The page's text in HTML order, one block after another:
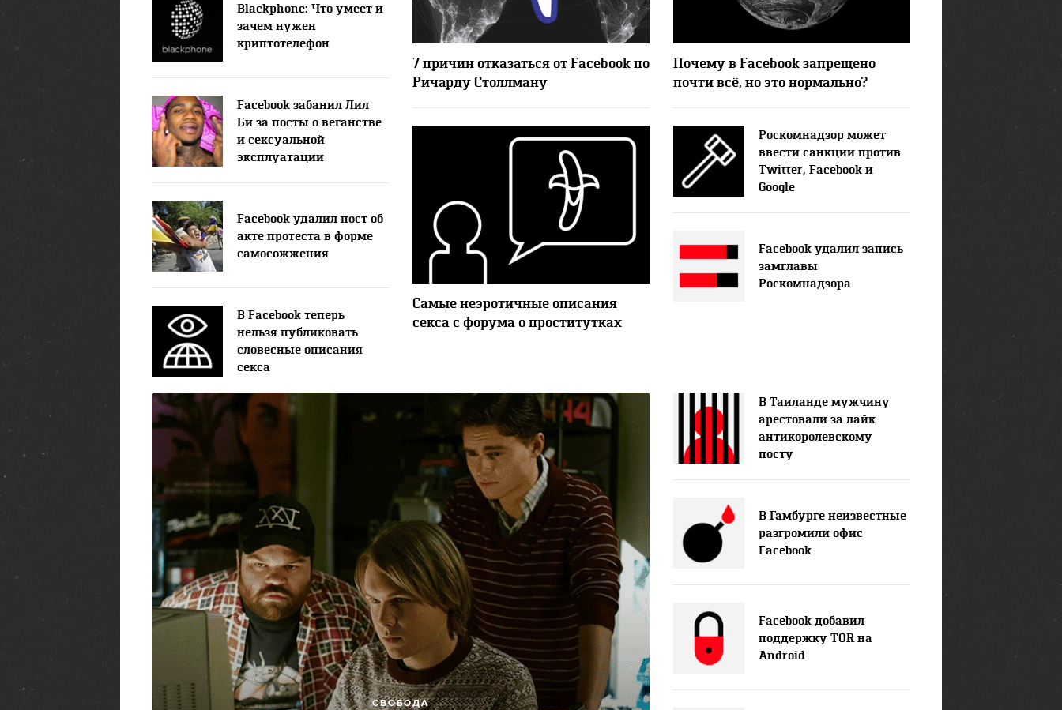
Blackphone: Что умеет и
зачем нужен
криптотелефон
Facebook забанил Лил
Би за посты о веганстве
и сексуальной
эксплуатации
Facebook удалил пост об
акте протеста в форме
самосожжения
В Facebook теперь
нельзя публиковать
словесные описания
секса
7 причин отказаться от Facebook по
Ричарду Столлману
Самые неэротичные описания
секса с форума о проститутках
Почему в Facebook запрещено
почти всё, но это нормально?
Роскомнадзор может
ввести санкции против
Twitter, Facebook и
Google
Facebook удалил запись
замглавы
Роскомнадзора
СВОБОДА
В Таиланде мужчину
арестовали за лайк
антикоролевскому
посту
В Гамбурге неизвестные
разгромили офис
Facebook
Facebook добавил
поддержку TOR на
Android